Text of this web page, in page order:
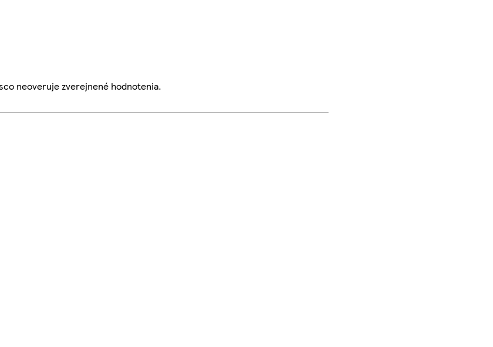
neoveruje zverejnené hodnotenia.